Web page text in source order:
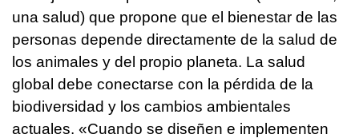
una salud) que propone que el bienestar de las
personas depende directamente de la salud de
los animales y del propio planeta. La salud
global debe conectarse con la pérdida de la
biodiversidad y los cambios ambientales
actuales. «Cuando se diseñen e implementen